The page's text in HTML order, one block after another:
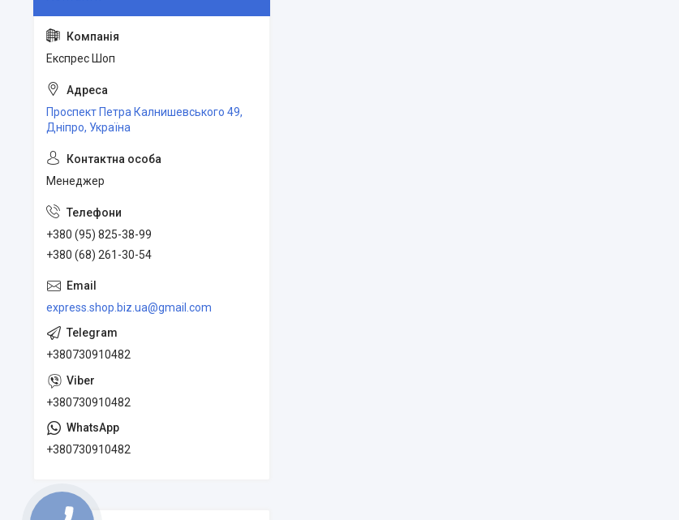
Експрес Шоп
Проспект Петра Калнишевського 49,
Дніпро, Україна
Менеджер
+380 (95) 825-38-99
+380 (68) 261-30-54
express.shop.biz.ua@gmail.com
+380730910482
+380730910482
+380730910482